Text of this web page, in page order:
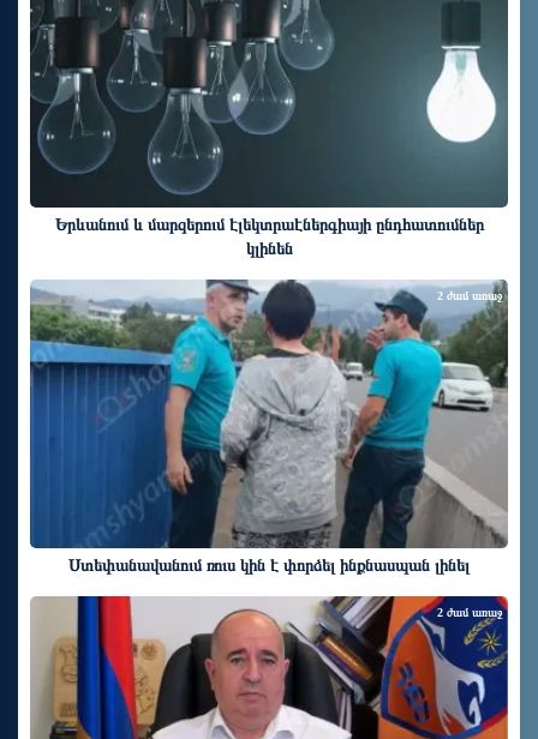
Երևանում և մարզերում էլեկտրաէներգիայի ընդհատումներ
կլինեն
Ստեփանավանում ռուս կին է փորձել ինքնասպան լինել
2 ժամ առաջ
2 ժամ առաջ